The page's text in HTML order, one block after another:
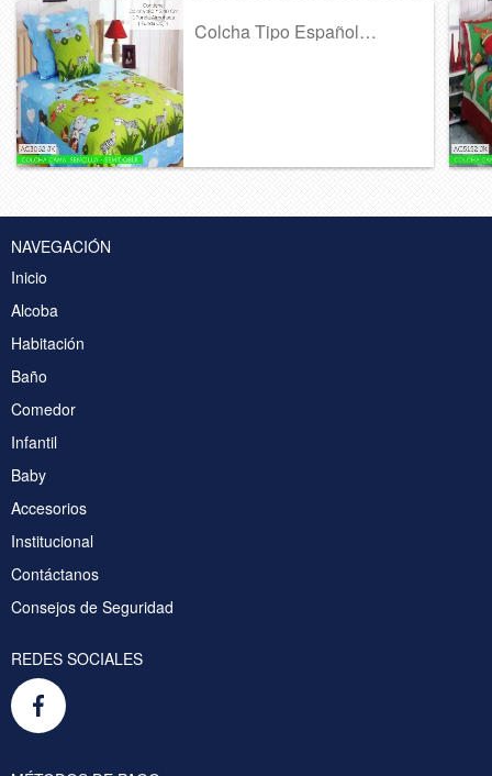
Colcha Tipo Español Infantil Ref 367
NAVEGACIÓN
Inicio
Alcoba
Habitación
Baño
Comedor
Infantil
Baby
Accesorios
Institucional
Contáctanos
Consejos de Seguridad
REDES SOCIALES